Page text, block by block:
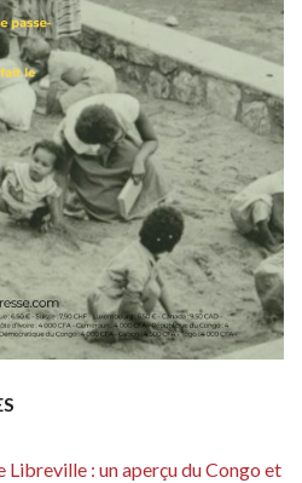
Libreville : un aperçu du Congo et